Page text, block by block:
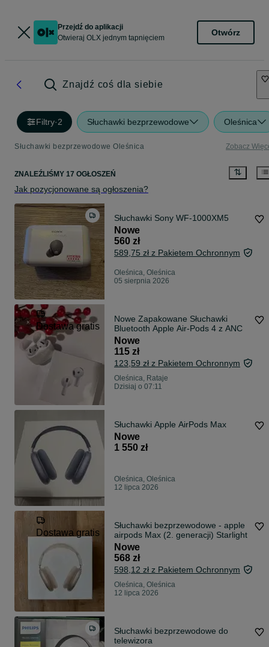
Przejdź do aplikacji
Otwieraj OLX jednym tapnięciem
Otwórz
Znajdź coś dla siebie
Filtry·2 Słuchawki bezprzewodowe Oleśnica
Słuchawki bezprzewodowe Oleśnica Zobacz
ZNALEŹLIŚMY 17 OGŁOSZEŃ
Jak pozycjonowane są ogłoszenia?
Słuchawki Sony WF-1000XM5
Nowe
560 zł
589,75 zł z Pakietem Ochronnym
Oleśnica, Oleśnica
05 sierpnia 2026
Dostawa gratis
Nowe Zapakowane Słuchawki
Bluetooth Apple Air-Pods 4 z ANC
Nowe
115 zł
123,59 zł z Pakietem Ochronnym
Oleśnica, Rataje
Dzisiaj o 07:11
Słuchawki Apple AirPods Max
Nowe
1 550 zł
Oleśnica, Oleśnica
12 lipca 2026
Dostawa gratis
Słuchawki bezprzewodowe - apple
airpods Max (2. generacji) Starlight
Nowe
568 zł
598,12 zł z Pakietem Ochronnym
Oleśnica, Oleśnica
12 lipca 2026
Słuchawki bezprzewodowe do
telewizora